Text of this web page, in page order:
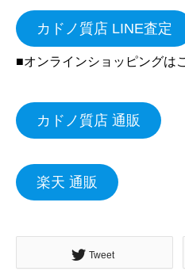
カドノ質店 LINE査定
■オンラインショッピングは
カドノ質店 通販
楽天 通販
Tweet